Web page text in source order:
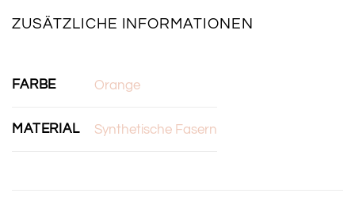
ZUSÄTZLICHE INFORMATIONEN
FARBE Orange
MATERIAL Synthetische Fasern